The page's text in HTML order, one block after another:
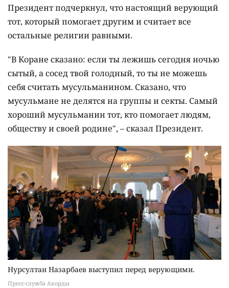
Президент подчеркнул, что настоящий верующий
тот, который помогает другим и считает все
остальные религии равными.
"В Коране сказано: если ты лежишь сегодня ночью
сытый, а сосед твой голодный, то ты не можешь
себя считать мусульманином. Сказано, что
мусульмане не делятся на группы и секты. Самый
хороший мусульманин тот, кто помогает людям,
обществу и своей родине", – сказал Президент.
Пресс-служба Акорды
Нурсултан Назарбаев выступил перед верующими.